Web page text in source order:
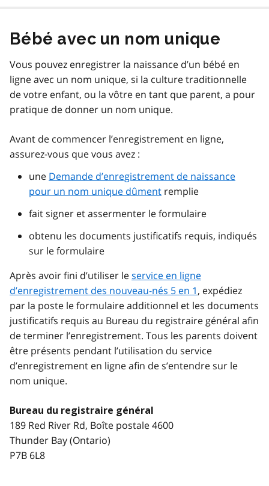
Bébé avec un nom unique
Vous pouvez enregistrer la naissance d’un bébé en
ligne avec un nom unique, si la culture traditionnelle
de votre enfant, ou la vôtre en tant que parent, a pour
pratique de donner un nom unique.
Avant de commencer l’enregistrement en ligne,
assurez-vous que vous avez :
une Demande d’enregistrement de naissance
pour un nom unique dûment remplie
fait signer et assermenter le formulaire
obtenu les documents justificatifs requis, indiqués
sur le formulaire
Après avoir fini d’utiliser leservice en ligne
d’enregistrement des nouveau-nés 5 en 1, expédiez
par la poste le formulaire additionnel et les documents
justificatifs requis au Bureau du registraire général afin
de terminer l’enregistrement. Tous les parents doivent
être présents pendant l’utilisation du service
d’enregistrement en ligne afin de s’entendre sur le
nom unique.
Bureau du registraire général
189 Red River Rd, Boîte postale 4600
Thunder Bay (Ontario)
P7B 6L8